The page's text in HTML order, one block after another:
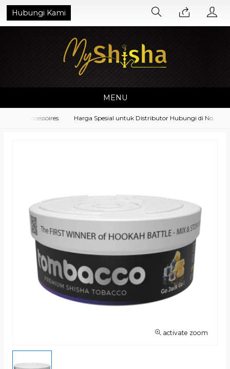
Hubungi Kami
MENU
Accessoires Harga Spesial untuk Distributor Hubungi di No.
activate zoom